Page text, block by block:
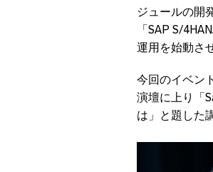
ジュールの開
「SAP S/
運用を始動さ
今回のイベン
演壇に上り「
は」と題した